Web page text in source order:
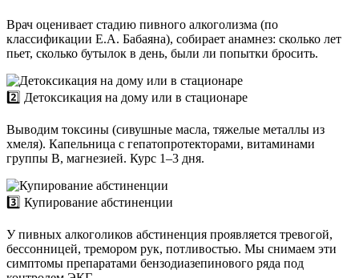
Врач оценивает стадию пивного алкоголизма (по
классификации Е.А. Бабаяна), собирает анамнез: сколько лет
пьет, сколько бутылок в день, были ли попытки бросить.
2️⃣ Детоксикация на дому или в стационаре
Выводим токсины (сивушные масла, тяжелые металлы из
хмеля). Капельница с гепатопротекторами, витаминами
группы B, магнезией. Курс 1–3 дня.
3️⃣ Купирование абстиненции
У пивных алкоголиков абстиненция проявляется тревогой,
бессонницей, тремором рук, потливостью. Мы снимаем эти
симптомы препаратами бензодиазепинового ряда под